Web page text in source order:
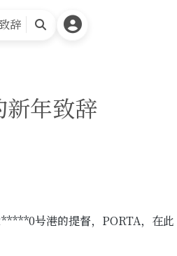
辞
搜
新年致辞
号港的提督，PORTA，在此